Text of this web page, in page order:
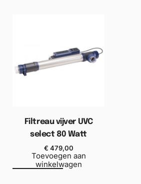
Filtreau vijver UVC
select 80 Watt
€ 479,00
Toevoegen aan
winkelwagen